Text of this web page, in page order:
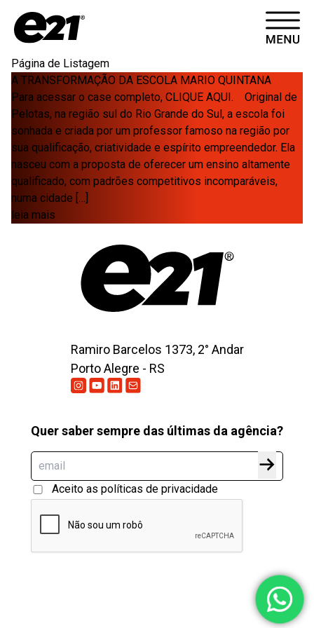
HOME
CASES
ARTIGOS
CONTATO
SOBRE
VÍDEOS
Página de Listagem
A TRANSFORMAÇÃO DA ESCOLA MARIO QUINTANA
Para acessar o case completo, CLIQUE AQUI. Original de
Pelotas, na região sul do Rio Grande do Sul, a escola foi
sonhada e criada por um professor famoso na região por
sua qualificação, criatividade e espírito empreendedor. Ela
nasceu com a proposta de oferecer um ensino altamente
qualificado, com padrões competitivos incomparáveis,
numa cidade […]
leia mais
Ramiro Barcelos 1373, 2° Andar
Porto Alegre - RS
Quer saber sempre das últimas da agência?
Aceito as políticas de privacidade